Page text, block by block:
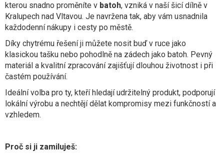
kterou snadno proměníte v batoh, vzniká v naší šicí dílně v
Kralupech nad Vltavou. Je navržena tak, aby vám usnadnila
každodenní nákupy i cesty po městě.
Díky chytrému řešení ji můžete nosit buď v ruce jako
klasickou tašku nebo pohodlně na zádech jako batoh. Pevný
materiál a kvalitní zpracování zajišťují dlouhou životnost i při
častém používání.
Ideální volba pro ty, kteří hledají udržitelný produkt, podporují
lokální výrobu a nechtějí dělat kompromisy mezi funkčností a
vzhledem.
Proč si ji zamiluješ: